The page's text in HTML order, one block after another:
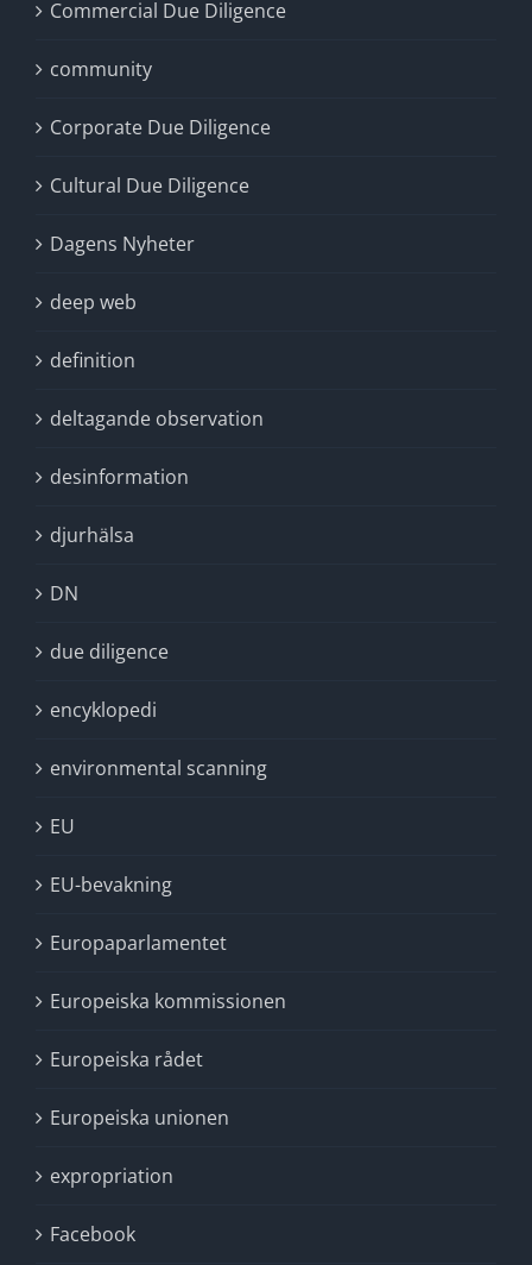
Commercial Due Diligence
community
Corporate Due Diligence
Cultural Due Diligence
Dagens Nyheter
deep web
definition
deltagande observation
desinformation
djurhälsa
DN
due diligence
encyklopedi
environmental scanning
EU
EU-bevakning
Europaparlamentet
Europeiska kommissionen
Europeiska rådet
Europeiska unionen
expropriation
Facebook